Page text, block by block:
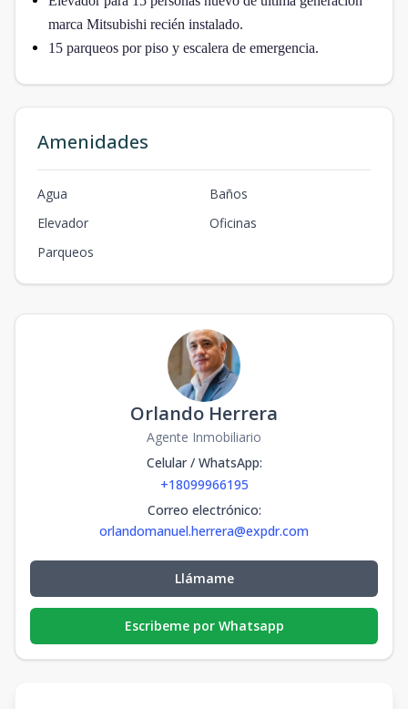
marca Mitsubishi recién instalado.
15 parqueos por piso y escalera de emergencia.
Amenidades
Agua
Baños
Elevador
Oficinas
Parqueos
Orlando Herrera
Agente Inmobiliario
Celular / WhatsApp:
+18099966195
Correo electrónico:
orlandomanuel.herrera@expdr.com
Llámame
Escribeme por Whatsapp